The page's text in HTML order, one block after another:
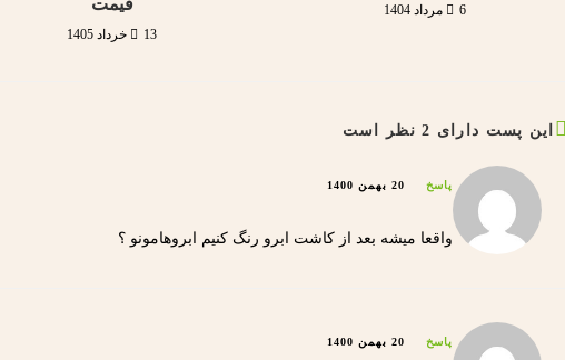
6 مرداد 1404 قیمت
13 خرداد 1405
این پست دارای 2 نظر است
پاسخ 20 بهمن 1400
واقعا میشه بعد از کاشت ابرو رنگ کنیم ابروهامونو ؟
پاسخ 20 بهمن 1400